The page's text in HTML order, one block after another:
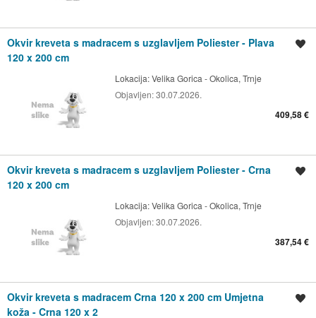
Okvir kreveta s madracem s uzglavljem Poliester - Plava
120 x 200 cm
Lokacija:Velika Gorica - Okolica, Trnje
Objavljen:30.07.2026.
409,58 €
Okvir kreveta s madracem s uzglavljem Poliester - Crna
120 x 200 cm
Lokacija:Velika Gorica - Okolica, Trnje
Objavljen:30.07.2026.
387,54 €
Okvir kreveta s madracem Crna 120 x 200 cm Umjetna
koža - Crna 120 x 2